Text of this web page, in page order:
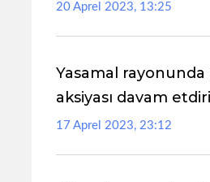
20 Aprel 2023, 13:25
Yasamal
aksiyası davam
17 Aprel 2023, 23:12